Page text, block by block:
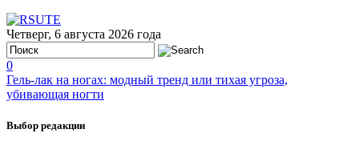
Четверг, 6 августа 2026 года
0
Гель-лак на ногах: модный тренд или тихая угроза,
убивающая ногти
Выбор редакции